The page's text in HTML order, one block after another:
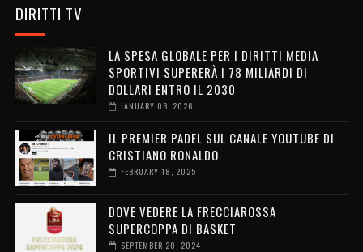
DIRITTI TV
LA SPESA GLOBALE PER I DIRITTI MEDIA
SPORTIVI SUPERERÀ I 78 MILIARDI DI
DOLLARI ENTRO IL 2030
JANUARY 06, 2026
IL PREMIER PADEL SUL CANALE YOUTUBE DI
CRISTIANO RONALDO
FEBRUARY 18, 2025
DOVE VEDERE LA FRECCIAROSSA
SUPERCOPPA DI BASKET
SEPTEMBER 20, 2024